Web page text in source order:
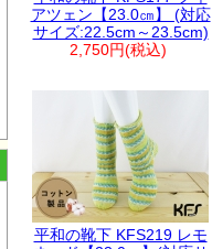
アツェン【23.0㎝】 (対応
サイズ:22.5cm～23.5cm)
2,750円(税込)
平和の靴下 KFS219 レモ